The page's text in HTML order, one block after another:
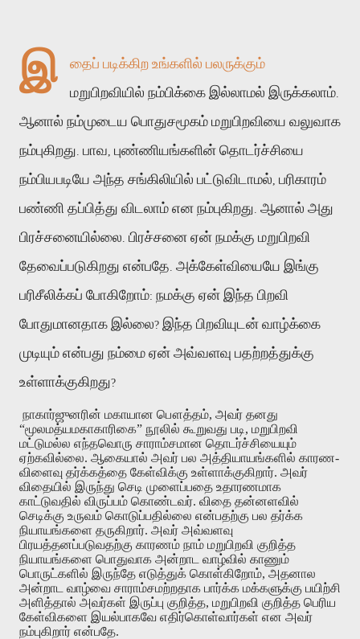
இ தைப் படிக்கிற உங்களில் பலருக்கும்
மறுபிறவியில் நம்பிக்கை இல்லாமல் இருக்கலாம்
ஆனால் நம்முடைய பொதுசமூகம் மறுபிறவியை வலுவாக
நம்புகிறது பாவ புண்ணியங்களின் தொடர்ச்சியை
நம்பியபடியே அந்த சங்கிலியில் பட்டுவிடாமல் பரிகாரம்
பண்ணி தப்பித்து விடலாம் என நம்புகிறது ஆனால் அது
பிரச்சனையில்லை பிரச்சனை ஏன் நமக்கு மறுபிறவி
தேவைப்படுகிறது என்பதே அக்கேள்வியையே இங்கு
பரிசீலிக்கப் போகிறோம்: நமக்கு ஏன் இந்த பிறவி
போதுமானதாக இல்லை? இந்த பிறவியுடன் வாழ்க்கை
முடியும் என்பது நம்மை ஏன் அவ்வளவு பதற்றத்துக்கு
உள்ளாக்குகிறது?
நாகார்ஜுனரின் மகாயான பௌத்தம், அவர் தனது
“மூலமத்யமகாகாரிகை” நூலில் கூறுவது படி, மறுபிறவி
மட்டுமல்ல எந்தவொரு சாராம்சமான தொடர்ச்சியையும்
ஏற்கவில்லை. ஆகையால் அவர் பல அத்தியாயங்களில் காரண-
விளைவு தர்க்கத்தை கேள்விக்கு உள்ளாக்குகிறார். அவர்
விதையில் இருந்து செடி முளைப்பதை உதாரணமாக
காட்டுவதில் விருப்பம் கொண்டவர். விதை தன்னளவில்
செடிக்கு உருவம் கொடுப்பதில்லை என்பதற்கு பல தர்க்க
நியாயங்களை தருகிறார். அவர் அவ்வளவு
பிரயத்தனப்படுவதற்கு காரணம் நாம் மறுபிறவி குறித்த
நியாயங்களை பொதுவாக அன்றாட வாழ்வில் காணும்
பொருட்களில் இருந்தே எடுத்துக் கொள்கிறோம், அதனால
அன்றாட
வாழ்வை சாராம்சமற்றதாக பார்க்க மக்களுக்கு பயிற்சி
அளித்தால் அவர்கள் இருப்பு குறித்த, மறுபிறவி குறித்த பெரிய
கேள்விகளை இயல்பாகவே எதிர்கொள்வார்கள் என அவர்
நம்புகிறார் என்பதே.